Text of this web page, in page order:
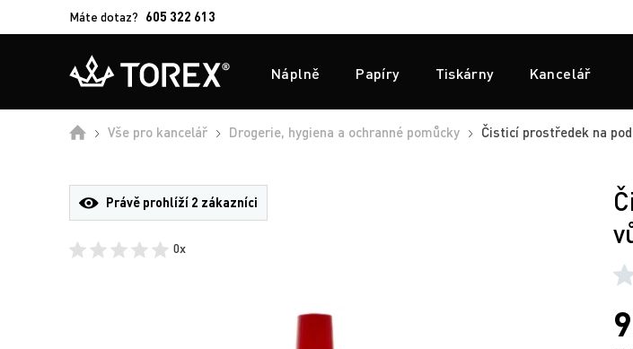
Máte dotaz? 605 322 613
Náplně Papíry Tiskárny Kancelář
ÚvodVše pro kancelář Drogerie, hygiena a ochranné pomůcky Čisticí prostředek na
Právě prohlíží 2 zákazníci
0x